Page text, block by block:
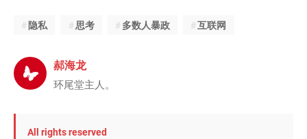
隐私 思考 多数人暴政 互联网
郝海龙
环尾堂主人。
All rights reserved